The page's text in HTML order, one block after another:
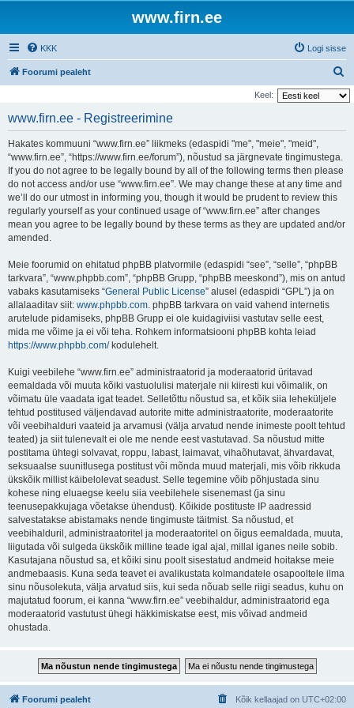
www.firn.ee
KKK Logi sisse
Foorumi pealeht
t
Keel:
www.firn.ee - Registreerimine
Hakates kommuuni “www.firn.ee” liikmeks (edaspidi "me", "meie", "meid",
“www.firn.ee”, “https://www.firn.ee/forum”), nõustud sa järgnevate tingimustega.
If you do not agree to be legally bound by all of the following terms then please
do not access and/or use “www.firn.ee”. We may change these at any time and
we’ll do our utmost in informing you, though it would be prudent to review this
regularly yourself as your continued usage of “www.firn.ee” after changes
mean you agree to be legally bound by these terms as they are updated and/or
amended.
Meie foorumid on ehitatud phpBB platvormile (edaspidi “see”, “selle”, “phpBB
tarkvara”, “www.phpbb.com”, “phpBB Grupp, “phpBB meeskond”), mis on antud
vabaks kasutamiseks “General Public License” alusel (edaspidi “GPL”) ja on
allalaaditav siit: www.phpbb.com. phpBB tarkvara on vaid vahend internetis
arutelude pidamiseks, phpBB Grupp ei ole kuidagiviisi vastutav selle eest,
mida me võime ja ei või teha. Rohkem informatsiooni phpBB kohta leiad
https://www.phpbb.com/kodulehelt.
Kuigi veebilehe “www.firn.ee” administraatorid ja moderaatorid üritavad
eemaldada või muuta kõiki vastuolulisi materjale nii kiiresti kui võimalik, on
võimatu üle vaadata igat teadet. Selletõttu nõustud sa, et kõik siia leheküljele
tehtud postitused väljendavad autorite mitte administraatorite, moderaatorite
või veebihalduri vaateid ja arvamusi (välja arvatud nende inimeste poolt tehtud
teated) ja siit tulenevalt ei ole me nende eest vastutavad. Sa nõustud mitte
postitama ühtegi solvavat, roppu, labast, laimavat, vihaõhutavat, ähvardavat,
seksuaalse suunitlusega postitust või mõnda muud materjali, mis võib rikkuda
ükskõik millist käibelolevat seadust. Selle tegemine võib põhjustada sinu
kohese ning eluaegse keelu siia veebilehele sisenemast (ja sinu
teenusepakkujaga võetakse ühendust). Kõikide postituste IP aadressid
salvestatakse abistamaks nende tingimuste täitmist. Sa nõustud, et
veebihalduril, administraatoritel ja moderaatoritel on õigus eemaldada, muuta,
liigutada või sulgeda ükskõik milline teade igal ajal, millal iganes neile sobib.
Kasutajana nõustud sa, et kõiki sinu poolt sisestatud andmeid hoitakse meie
andmebaasis. Kuna seda teavet ei avalikustata kolmandatele osapooltele ilma
sinu nõusolekuta, välja arvatud siis, kui seda nõuab selle riigi seadus, kuhu on
majutatud foorum, ei kanna “www.firn.ee” veebihaldur, administraatorid ega
moderaatorid vastutust ühegi häkkimiskatse eest, mis võivad andmeid
ohustada.
Foorumi pealeht Kõik kellaajad on UTC+02:00